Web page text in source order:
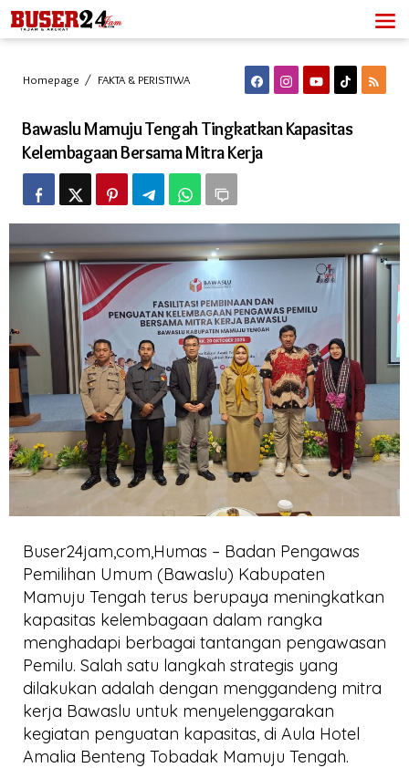
Lewati
ke
konten
Homepage / FAKTA & PERISTIWABawaslu
Tingkatkan
Kapasitas
Kelembagaan
Bersama
Mitra
Kerja
Bawaslu Mamuju Tengah Tingkatkan Kapasitas
Kelembagaan Bersama Mitra Kerja
Buser24jam,com,Humas – Badan Pengawas
Pemilihan Umum (Bawaslu) Kabupaten
Mamuju Tengah terus berupaya meningkatkan
kapasitas kelembagaan dalam rangka
menghadapi berbagai tantangan pengawasan
Pemilu. Salah satu langkah strategis yang
dilakukan adalah dengan menggandeng mitra
kerja Bawaslu untuk menyelenggarakan
kegiatan penguatan kapasitas, di Aula Hotel
Amalia Benteng Tobadak Mamuju Tengah.